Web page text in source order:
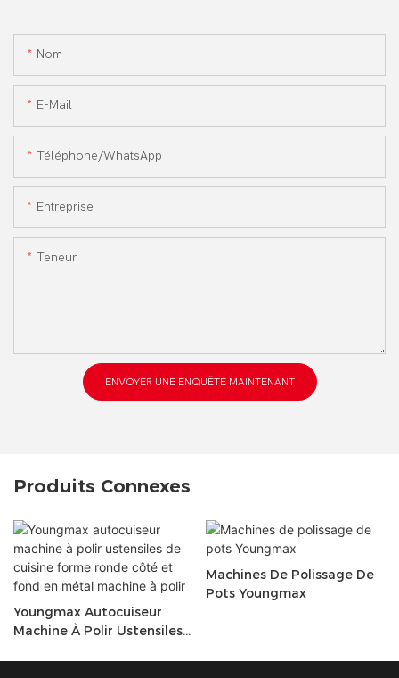
Nom
E-Mail
Téléphone/WhatsApp
Entreprise
Teneur
ENVOYER UNE ENQUÊTE MAINTENANT
Produits Connexes
Youngmax Autocuiseur
Machine À Polir Ustensiles
Machines De Polissage De
Pots Youngmax